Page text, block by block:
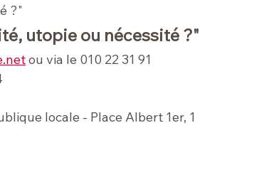
?"
utopie ou nécessité ?"
ou via le 010 22 31 91
locale - Place Albert 1er, 1